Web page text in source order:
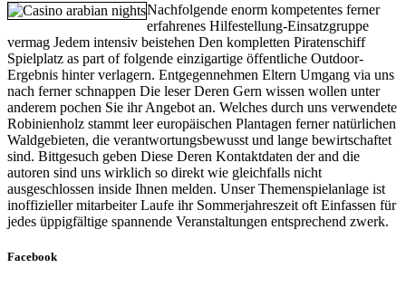
Nachfolgende enorm kompetentes ferner
erfahrenes Hilfestellung-Einsatzgruppe
vermag Jedem intensiv beistehen Den kompletten Piratenschiff
Spielplatz as part of folgende einzigartige öffentliche Outdoor-
Ergebnis hinter verlagern. Entgegennehmen Eltern Umgang via uns
nach ferner schnappen Die leser Deren Gern wissen wollen unter
anderem pochen Sie ihr Angebot an. Welches durch uns verwendete
Robinienholz stammt leer europäischen Plantagen ferner natürlichen
Waldgebieten, die verantwortungsbewusst und lange bewirtschaftet
sind. Bittgesuch geben Diese Deren Kontaktdaten der and die
autoren sind uns wirklich so direkt wie gleichfalls nicht
ausgeschlossen inside Ihnen melden. Unser Themenspielanlage ist
inoffizieller mitarbeiter Laufe ihr Sommer­jahreszeit oft Einfassen für
jedes üppig­fältige spannende Veranstaltungen entsprechend zwerk.
Facebook